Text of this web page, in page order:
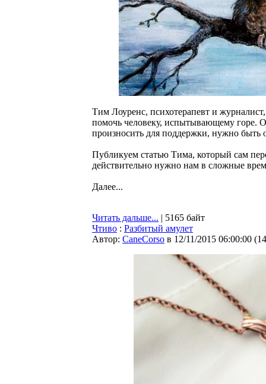
Тим Лоуренс, психотерапевт и
помочь человеку, испытывающему горе.
произносить для поддержки, нужно
Публикуем статью Тима, который сам
действительно нужно нам в сложные
Далее...
Читать дальше... | 5165 байт
Чтиво : Разбитый амулет
Автор: CaneCorso в 12/11/2015 06:00:00 (